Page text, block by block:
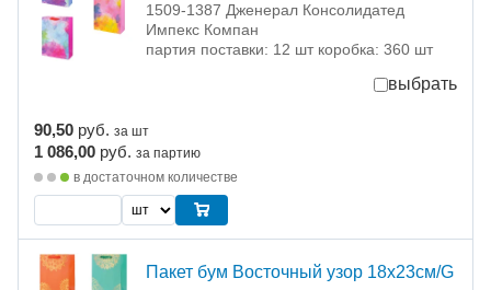
1509-1387 Дженерал Консолидатед
Импекс Компан
партия поставки: 12 шт коробка: 360 шт
выбрать
90,50 руб. за шт
1 086,00 руб. за партию
в достаточном количестве
Пакет бум Восточный узор 18х23см/G